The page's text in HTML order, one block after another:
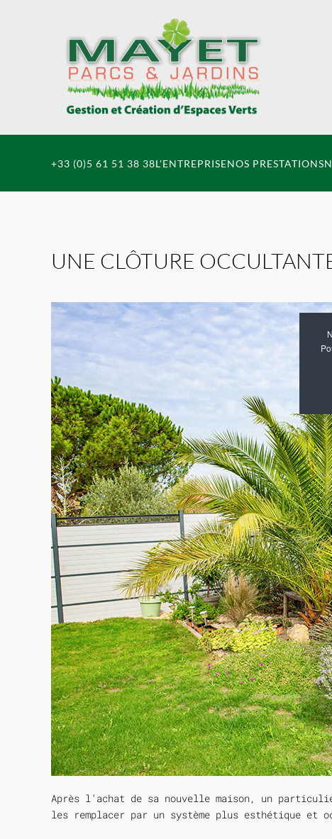
Accéder au contenu principal
+33 (0)5 61 51 38 38L'ENTREPRISENOS PRESTATIONS
UNE CLÔTURE
Après l’achat de sa nouvelle maison, un
les remplacer par un système plus esthétique et